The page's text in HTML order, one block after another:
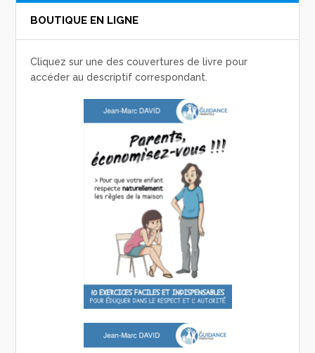
BOUTIQUE EN LIGNE
Cliquez sur une des couvertures de livre pour
accéder au descriptif correspondant.